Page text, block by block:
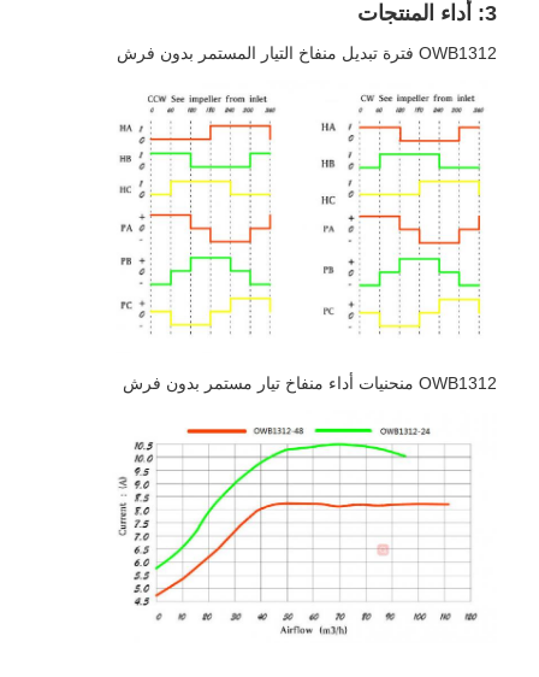
3: أداء المنتجات
OWB1312 فترة تبديل منفاخ التيار المستمر بدون فرش
OWB1312 منحنيات أداء منفاخ تيار مستمر بدون فرش